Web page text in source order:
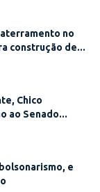
no
construção de...
Chico
ao Senado...
e